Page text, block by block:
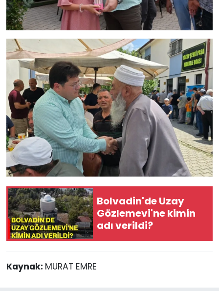
Bolvadin'de Uzay
Gözlemevi'ne kimin
adı verildi?
Kaynak: MURAT EMRE